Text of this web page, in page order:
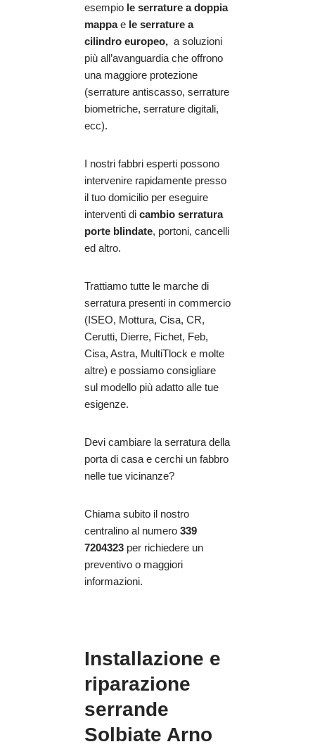
esempio le serrature a doppia
mappae le serrature a
cilindro europeo, a soluzioni
più all’avanguardia che offrono
una maggiore protezione
(serrature antiscasso, serrature
biometriche, serrature digitali,
ecc).
I nostri fabbri esperti possono
intervenire rapidamente presso
il tuo domicilio per eseguire
interventi di cambio serratura
porte blindate, portoni, cancelli
ed altro.
Trattiamo tutte le marche di
serratura presenti in commercio
(ISEO, Mottura, Cisa, CR,
Cerutti, Dierre, Fichet, Feb,
Cisa, Astra, MultiTlock e molte
altre) e possiamo consigliare
sul modello più adatto alle tue
esigenze.
Devi cambiare la serratura della
porta di casa e cerchi un fabbro
nelle tue vicinanze?
Chiama subito il nostro
centralino al numero 339
7204323 per richiedere un
preventivo o maggiori
informazioni.
Installazione e
riparazione
serrande
Solbiate Arno